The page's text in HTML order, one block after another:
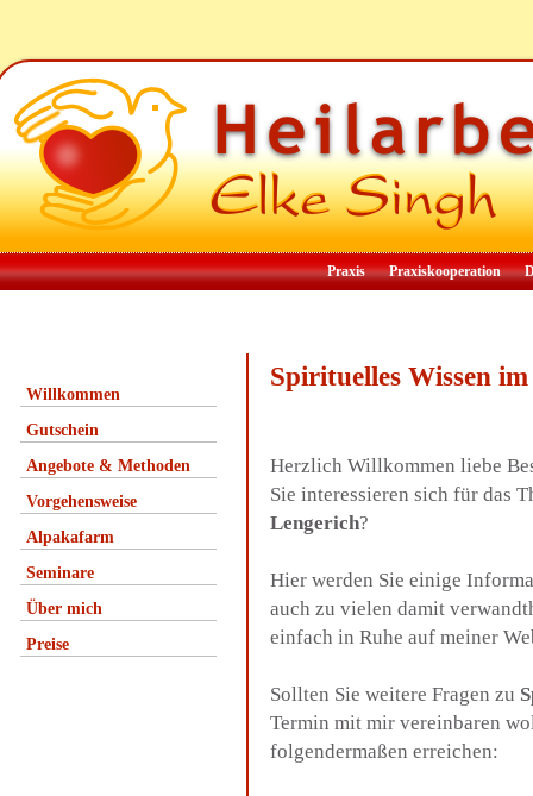
Praxis Praxiskooperation
Willkommen
Gutschein
Angebote & Methoden
Vorgehensweise
Alpakafarm
Seminare
Über mich
Preise
Spirituelles Wissen
Herzlich Willkommen liebe
Sie interessieren sich für das
Lengerich?
Hier werden Sie einige
auch zu vielen damit
einfach in Ruhe auf meiner
Sollten Sie weitere Fragen zu
Termin mit mir vereinbaren
folgendermaßen erreichen: